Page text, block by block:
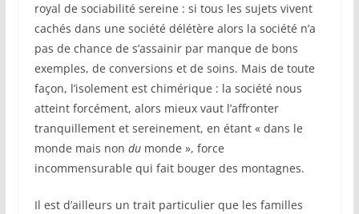
royal de sociabilité sereine : si tous les sujets vivent
cachés dans une société délétère alors la société n’a
pas de chance de s’assainir par manque de bons
exemples, de conversions et de soins. Mais de toute
façon, l’isolement est chimérique : la société nous
atteint forcément, alors mieux vaut l’affronter
tranquillement et sereinement, en étant « dans le
monde mais non du monde », force
incommensurable qui fait bouger des montagnes.
Il est d’ailleurs un trait particulier que les familles